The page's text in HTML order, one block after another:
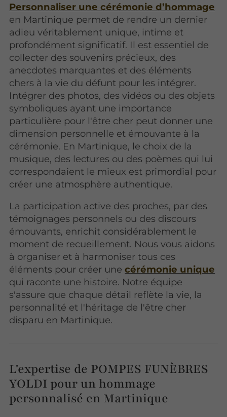
Personnaliser une cérémonie d’hommage
en Martinique permet de rendre un dernier
adieu véritablement unique, intime et
profondément significatif. Il est essentiel de
collecter des souvenirs précieux, des
anecdotes marquantes et des éléments
chers à la vie du défunt pour les intégrer.
Intégrer des photos, des vidéos ou des objets
symboliques ayant une importance
particulière pour l'être cher peut donner une
dimension personnelle et émouvante à la
cérémonie. En Martinique, le choix de la
musique, des lectures ou des poèmes qui lui
correspondaient le mieux est primordial pour
créer une atmosphère authentique.
La participation active des proches, par des
témoignages personnels ou des discours
émouvants, enrichit considérablement le
moment de recueillement. Nous vous aidons
à organiser et à harmoniser tous ces
éléments pour créer unecérémonie unique
qui raconte une histoire. Notre équipe
s'assure que chaque détail reflète la vie, la
personnalité et l'héritage de l'être cher
disparu en Martinique.
L'expertise de POMPES FUNÈBRES
YOLDI pour un hommage
personnalisé en Martinique